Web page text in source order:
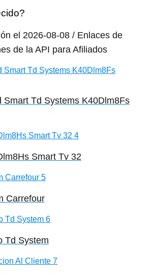
el 2026-08-08 / Enlaces de
de la API para Afiliados
Smart Td Systems K40Dlm8Fs
Smart Tv 32
Carrefour
Td System